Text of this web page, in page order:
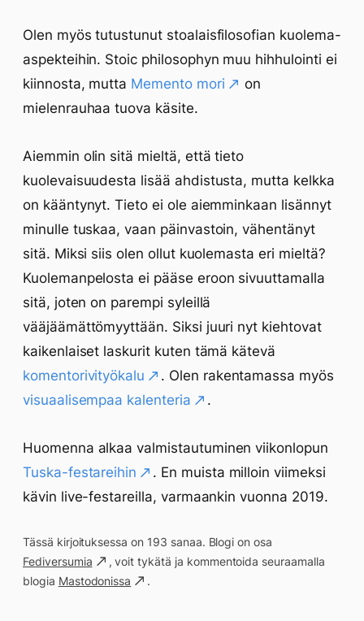
Olen myös tutustunut stoalaisfilosofian kuolema-
aspekteihin. Stoic philosophyn muu hihhulointi ei
kiinnosta, mutta Memento mori
on
mielenrauhaa tuova käsite.
Aiemmin olin sitä mieltä, että tieto
kuolevaisuudesta lisää ahdistusta, mutta kelkka
on kääntynyt. Tieto ei ole aiemminkaan lisännyt
minulle tuskaa, vaan päinvastoin, vähentänyt
sitä. Miksi siis olen ollut kuolemasta eri mieltä?
Kuolemanpelosta ei pääse eroon sivuuttamalla
sitä, joten on parempi syleillä
vääjäämättömyyttään. Siksi juuri nyt kiehtovat
kaikenlaiset laskurit kuten tämä kätevä
komentorivityökalu
. Olen rakentamassa myös
visuaalisempaa kalenteria
.
Huomenna alkaa valmistautuminen viikonlopun
Tuska-festareihin
. En muista milloin viimeksi
kävin live-festareilla, varmaankin vuonna 2019.
Tässä kirjoituksessa on 193 sanaa. Blogi on osa
Fediversumia
, voit tykätä ja kommentoida seuraamalla
blogia Mastodonissa .